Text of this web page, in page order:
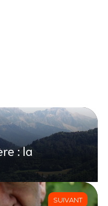
: la
SUIVANT